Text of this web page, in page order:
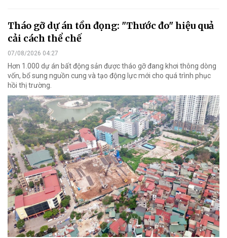
Tháo gỡ dự án tồn đọng: "Thước đo" hiệu quả
cải cách thể chế
07/08/2026 04:27
Hơn 1.000 dự án bất động sản được tháo gỡ đang khơi thông dòng
vốn, bổ sung nguồn cung và tạo động lực mới cho quá trình phục
hồi thị trường.